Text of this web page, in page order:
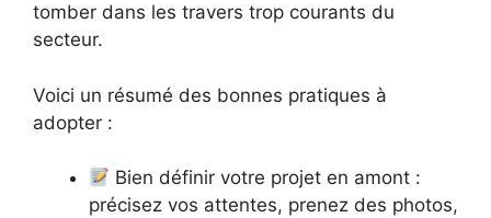
tomber dans les travers trop courants du
secteur.
Voici un résumé des bonnes pratiques à
adopter :
Bien définir votre projet en amont :
précisez vos attentes, prenez des photos,